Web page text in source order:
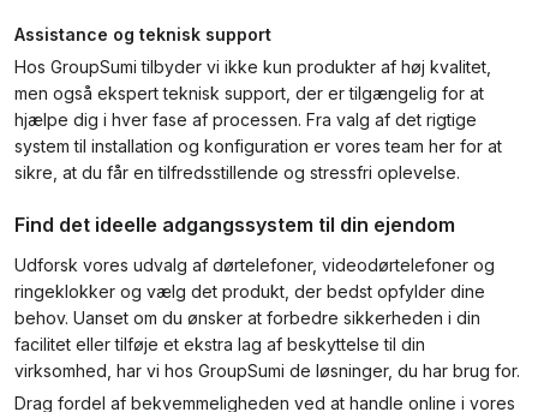
Assistance og teknisk support
Hos GroupSumi tilbyder vi ikke kun produkter af høj kvalitet,
men også ekspert teknisk support, der er tilgængelig for at
hjælpe dig i hver fase af processen. Fra valg af det rigtige
system til installation og konfiguration er vores team her for at
sikre, at du får en tilfredsstillende og stressfri oplevelse.
Find det ideelle adgangssystem til din ejendom
Udforsk vores udvalg af dørtelefoner, videodørtelefoner og
ringeklokker og vælg det produkt, der bedst opfylder dine
behov. Uanset om du ønsker at forbedre sikkerheden i din
facilitet eller tilføje et ekstra lag af beskyttelse til din
virksomhed, har vi hos GroupSumi de løsninger, du har brug for.
Drag fordel af bekvemmeligheden ved at handle online i vores